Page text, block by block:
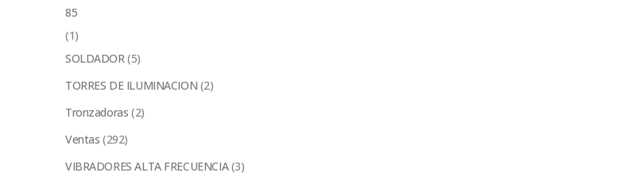
85
(1)
SOLDADOR (5)
TORRES DE ILUMINACION (2)
Tronzadoras (2)
Ventas (292)
VIBRADORES ALTA FRECUENCIA (3)